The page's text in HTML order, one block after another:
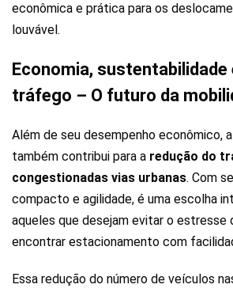
econômica e prática para os
louvável.
Economia, sustentabilidade
tráfego – O futuro da
Além de seu desempenho econômico,
também contribui para a redução do
congestionadas vias urbanas. Com
compacto e agilidade, é uma escolha
aqueles que desejam evitar o estresse
encontrar estacionamento com
Essa redução do número de veículos